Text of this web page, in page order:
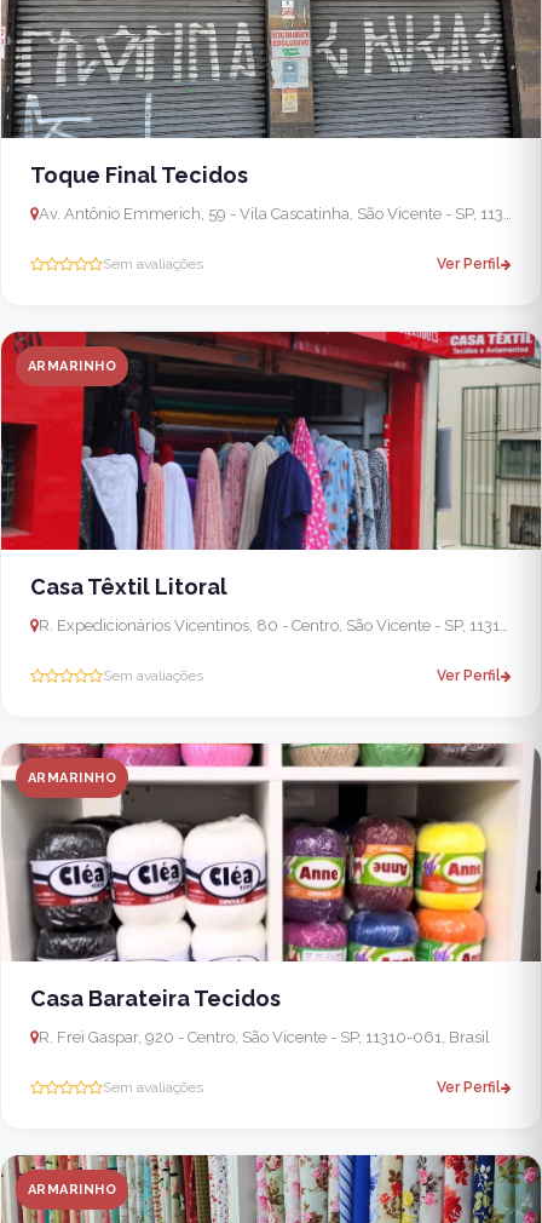
Toque Final Tecidos
Av. Antônio Emmerich, 59 - Vila Cascatinha, São Vicente - SP, 11390-001, Brasil
Sem avaliações Ver Perfil
ARMARINHO
Casa Têxtil Litoral
R. Expedicionários Vicentinos, 80 - Centro, São Vicente - SP, 11310-510, Brasil
Sem avaliações Ver Perfil
ARMARINHO
Casa Barateira Tecidos
R. Frei Gaspar, 920 - Centro, São Vicente - SP, 11310-061, Brasil
Sem avaliações Ver Perfil
ARMARINHO